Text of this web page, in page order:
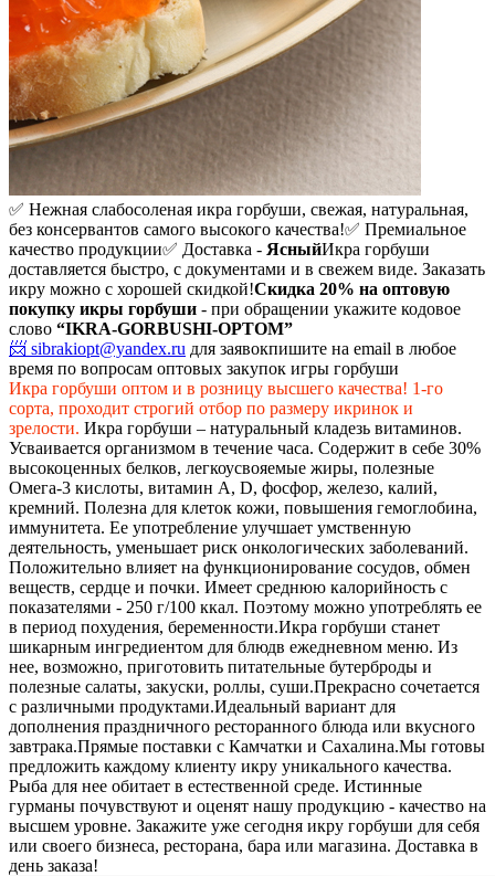
✅ Нежная слабосоленая икра горбуши, свежая, натуральная,
без консервантов самого высокого качества!✅ Премиальное
качество продукции✅ Доставка - ЯсныйИкра горбуши
доставляется быстро, с документами и в свежем виде. Заказать
икру можно с хорошей скидкой!Скидка 20% на оптовую
покупку икры горбуши - при обращении укажите кодовое
слово “IKRA-GORBUSHI-OPTOM”
📨 sibrakiopt@yandex.ru для заявокпишите на email в любое
время по вопросам оптовых закупок игры горбуши
Икра горбуши оптом и в розницу высшего качества! 1-го
сорта, проходит строгий отбор по размеру икринок и
зрелости. Икра горбуши – натуральный кладезь витаминов.
Усваивается организмом в течение часа. Содержит в себе 30%
высокоценных белков, легкоусвояемые жиры, полезные
Омега-3 кислоты, витамин А, D, фосфор, железо, калий,
кремний. Полезна для клеток кожи, повышения гемоглобина,
иммунитета. Ее употребление улучшает умственную
деятельность, уменьшает риск онкологических заболеваний.
Положительно влияет на функционирование сосудов, обмен
веществ, сердце и почки. Имеет среднюю калорийность с
показателями - 250 г/100 ккал. Поэтому можно употреблять ее
в период похудения, беременности.Икра горбуши станет
шикарным ингредиентом для блюдв ежедневном меню. Из
нее, возможно, приготовить питательные бутерброды и
полезные салаты, закуски, роллы, суши.Прекрасно сочетается
с различными продуктами.Идеальный вариант для
дополнения праздничного ресторанного блюда или вкусного
завтрака.Прямые поставки с Камчатки и Сахалина.Мы готовы
предложить каждому клиенту икру уникального качества.
Рыба для нее обитает в естественной среде. Истинные
гурманы почувствуют и оценят нашу продукцию - качество на
высшем уровне. Закажите уже сегодня икру горбуши для себя
или своего бизнеса, ресторана, бара или магазина. Доставка в
день заказа!